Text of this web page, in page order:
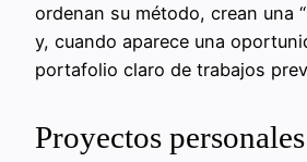
ordenan su método, crean una
y, cuando aparece una
portafolio claro de trabajos
Proyectos